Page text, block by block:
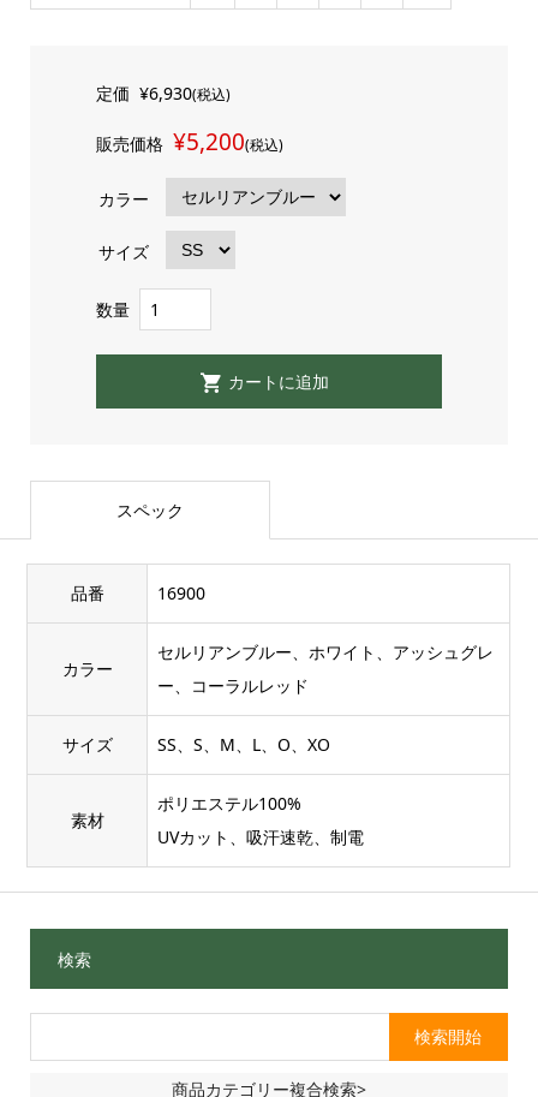
定価 ¥6,930(税込)
販売価格 ¥5,200(税込)
カラー
サイズ
数量
スペック
品番 16900
カラー
セルリアンブルー、ホワイト、アッシュグレ
ー、コーラルレッド
サイズ SS、S、M、L、O、XO
素材
ポリエステル100%
UVカット、吸汗速乾、制電
検索
商品カテゴリー複合検索>